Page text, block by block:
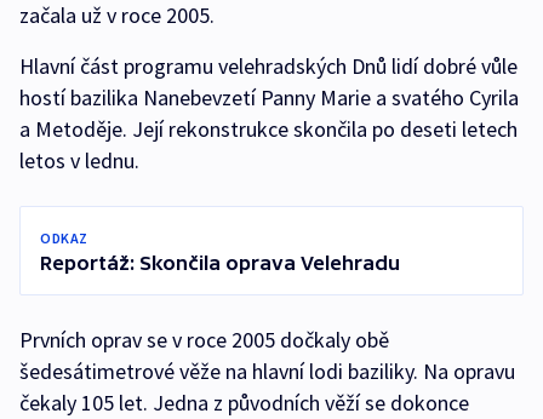
začala už v roce 2005.
Hlavní část programu velehradských Dnů lidí dobré vůle
hostí bazilika Nanebevzetí Panny Marie a svatého Cyrila
a Metoděje. Její rekonstrukce skončila po deseti letech
letos v lednu.
ODKAZ
Reportáž: Skončila oprava Velehradu
Prvních oprav se v roce 2005 dočkaly obě
šedesátimetrové věže na hlavní lodi baziliky. Na opravu
čekaly 105 let. Jedna z původních věží se dokonce